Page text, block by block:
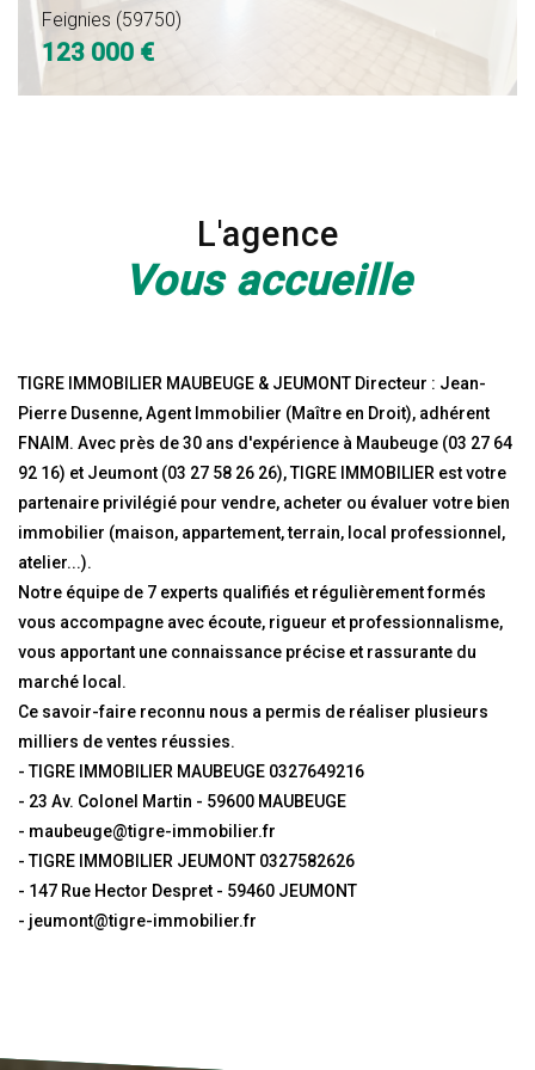
Feignies (59750)
123 000 €
250
€
250
€
L'agence
Vous accueille
TIGRE IMMOBILIER MAUBEUGE & JEUMONT Directeur : Jean-
Pierre Dusenne, Agent Immobilier (Maître en Droit), adhérent
FNAIM. Avec près de 30 ans d'expérience à Maubeuge (03 27 64
92 16) et Jeumont (03 27 58 26 26), TIGRE IMMOBILIER est votre
partenaire privilégié pour vendre, acheter ou évaluer votre bien
immobilier (maison, appartement, terrain, local professionnel,
atelier...).
Notre équipe de 7 experts qualifiés et régulièrement formés
vous accompagne avec écoute, rigueur et professionnalisme,
vous apportant une connaissance précise et rassurante du
marché local.
Ce savoir-faire reconnu nous a permis de réaliser plusieurs
milliers de ventes réussies.
- TIGRE IMMOBILIER MAUBEUGE 0327649216
- 23 Av. Colonel Martin - 59600 MAUBEUGE
- maubeuge@tigre-immobilier.fr
- TIGRE IMMOBILIER JEUMONT 0327582626
- 147 Rue Hector Despret - 59460 JEUMONT
- jeumont@tigre-immobilier.fr